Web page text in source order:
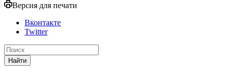
Версия для печати
Вконтакте
Twitter
Найти